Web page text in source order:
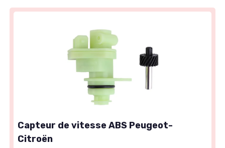
Capteur de vitesse ABS Peugeot-
Citroën